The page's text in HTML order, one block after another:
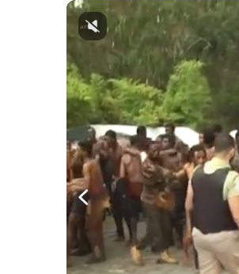
Notas Contratadas
Fotogalerías
gestion.pe